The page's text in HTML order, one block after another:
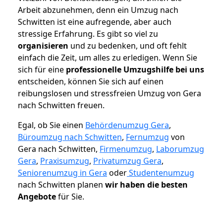
Arbeit abzunehmen, denn ein Umzug nach
Schwitten ist eine aufregende, aber auch
stressige Erfahrung. Es gibt so viel zu
organisieren und zu bedenken, und oft fehlt
einfach die Zeit, um alles zu erledigen. Wenn Sie
sich für eine professionelle Umzugshilfe bei uns
entscheiden, können Sie sich auf einen
reibungslosen und stressfreien Umzug von Gera
nach Schwitten freuen.
Egal, ob Sie einen Behördenumzug Gera,
Büroumzug nach Schwitten, Fernumzug von
Gera nach Schwitten, Firmenumzug, Laborumzug
Gera, Praxisumzug, Privatumzug Gera,
Seniorenumzug in Gera oderStudentenumzug
nach Schwitten planen wir haben die besten
Angebotefür Sie.